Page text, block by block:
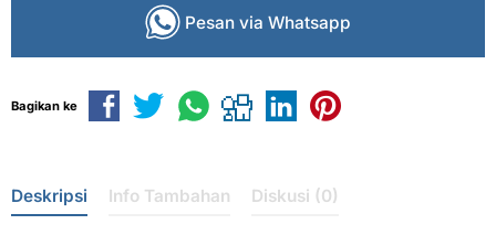
Pesan via Whatsapp
Bagikan ke
Deskripsi Info Tambahan Diskusi (0)